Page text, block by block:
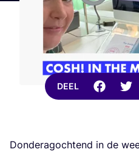
DEEL
Don­der­a­g­och­tend in de